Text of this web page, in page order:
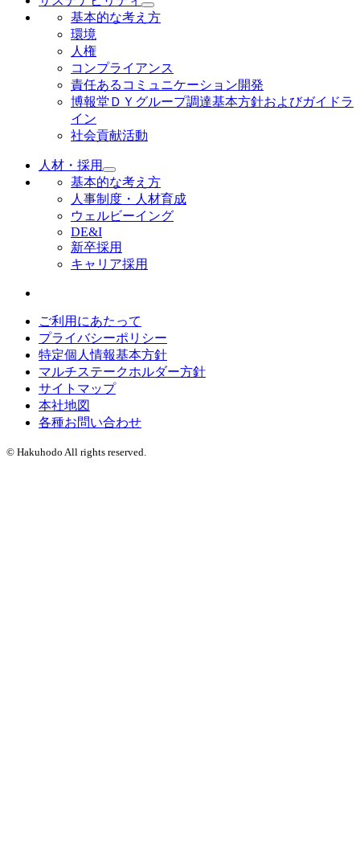
基本的な考え方
環境
人権
コンプライアンス
責任あるコミュニケーション開発
博報堂ＤＹグループ調達基本方針およびガイドラ
イン
社会貢献活動
人材・採用
基本的な考え方
人事制度・人材育成
ウェルビーイング
DE&I
新卒採用
キャリア採用
ご利用にあたって
プライバシーポリシー
特定個人情報基本方針
マルチステークホルダー方針
サイトマップ
本社地図
各種お問い合わせ
© Hakuhodo All rights reserved.